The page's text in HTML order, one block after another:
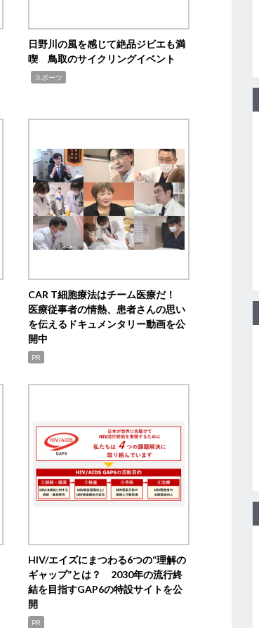
日野川の風を感じて絶品ジビエも満
喫 鳥取のサイクリングイベント
スポーツ
CAR T細胞療法はチーム医療だ！
医療従事者の情熱、患者さんの思い
を伝えるドキュメンタリー動画を公
開中
PR
HIV/エイズにまつわる6つの“理解の
ギャップ”とは？ 2030年の流行終
結を目指すGAP6の特設サイトを公
開
PR